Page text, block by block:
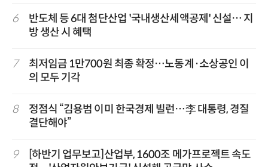
6
반도체 등 6대 첨단산업 '국내생산세액공제' 신설… 지
방 생산 시 혜택
7
최저임금 1만700원 최종 확정…노동계·소상공인 이
의 모두 기각
8
정점식 “김용범 이미 한국경제 빌런…李 대통령, 경질
결단해야”
9
[하반기 업무보고]산업부, 1600조 메가프로젝트 속도